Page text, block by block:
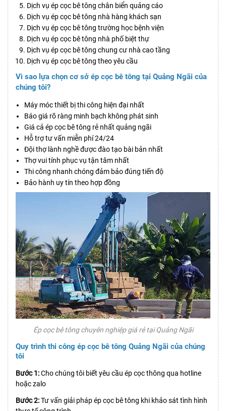
Dịch vụ ép cọc bê tông chân biển quảng cáo
Dịch vụ ép cọc bê tông nhà hàng khách sạn
Dịch vụ ép cọc bê tông trường học bệnh viện
Dịch vụ ép cọc bê tông nhà phố biệt thự
Dịch vụ ép cọc bê tông chung cư nhà cao tầng
Dịch vụ ép cọc bê tông theo yêu cầu
Vì sao lựa chọn cơ sở ép cọc bê tông tại Quảng Ngãi của
chúng tôi?
Máy móc thiết bị thi công hiện đại nhất
Báo giá rõ ràng minh bạch không phát sinh
Giá cả ép cọc bê tông rẻ nhất quảng ngãi
Hỗ trợ tư vấn miễn phí 24/24
Đội thợ lành nghề được đào tạo bài bản nhất
Thợ vui tính phục vụ tận tâm nhất
Thi công nhanh chóng đảm bảo đúng tiến độ
Bảo hành uy tín theo hợp đồng
Ép cọc bê tông chuyên nghiệp giá rẻ tại Quảng Ngãi
Quy trình thi công ép cọc bê tông Quảng Ngãi của chúng
tôi
Bước 1:Cho chúng tôi biết yêu cầu ép cọc thông qua hotline
hoặc zalo
Bước 2:Tư vấn giải pháp ép cọc bê tông khi khảo sát tình hình